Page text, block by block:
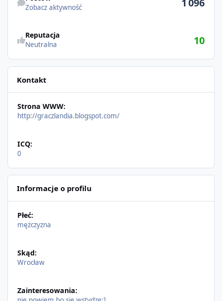
Zobacz aktywność 1 096
Reputacja
Neutralna 10
Kontakt
Strona WWW:
http://graczlandia.blogspot.com/
ICQ:
0
Informacje o profilu
Płeć:
mężczyzna
Skąd:
Wrocław
Zainteresowania: